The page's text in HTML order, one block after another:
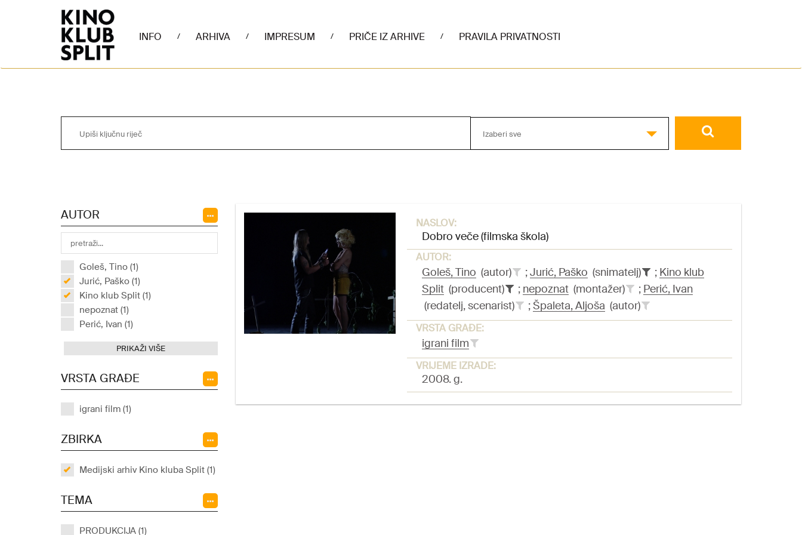
INFO / ARHIVA / IMPRESUM / PRIČE IZ ARHIVE / PRAVILA PRIVATNOSTI
Izaberi sve
AUTOR
Goleš, Tino (1)
Jurić, Paško (1)
Kino klub Split (1)
nepoznat (1)
Perić, Ivan (1)
PRIKAŽI VIŠE
VRSTA GRAĐE
igrani film (1)
ZBIRKA
Medijski arhiv Kino kluba Split (1)
TEMA
PRODUKCIJA (1)
NASLOV:
Dobro veče (filmska škola)
AUTOR:
Goleš, Tino (autor) ;Jurić, Paško (snimatelj) ; Kino klub
Split(producent) ; nepoznat(montažer) ; Perić, Ivan
(redatelj, scenarist)
;Špaleta, Aljoša (autor)
VRSTA GRAĐE:
igrani film
VRIJEME IZRADE:
2008. g.